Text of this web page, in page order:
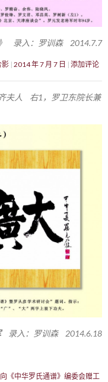
录入：罗训森 2014.7.7
影 2014 年 7 月 7 日 添加评论
夫人 右1，罗卫东院长兼
录入：罗训森 2014.6.18
《中华罗氏通谱》编委会赠工